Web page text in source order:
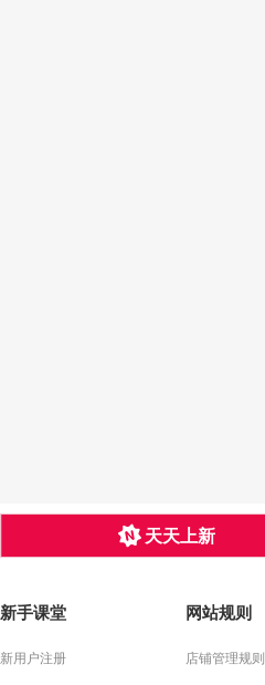
天天上新
新手课堂
新用户注册
网站规则
店铺管理规则